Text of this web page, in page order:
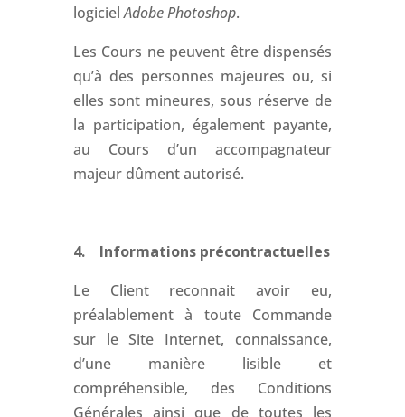
logicielAdobe Photoshop.
Les Cours ne peuvent être dispensés
qu’à des personnes majeures ou, si
elles sont mineures, sous réserve de
la participation, également payante,
au Cours d’un accompagnateur
majeur dûment autorisé.
4. Informations précontractuelles
Le Client reconnait avoir eu,
préalablement à toute Commande
sur le Site Internet, connaissance,
d’une manière lisible et
compréhensible, des Conditions
Générales ainsi que de toutes les